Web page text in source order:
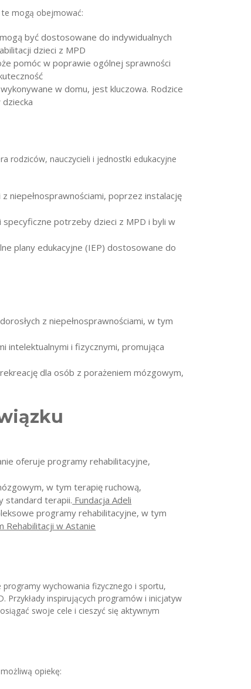
mogą obejmować:
być dostosowane do indywidualnych
dzieci z MPD
pomóc w poprawie ogólnej sprawności
w domu, jest kluczowa. Rodzice
rodziców, nauczycieli i jednostki edukacyjne
niepełnosprawnościami, poprzez instalację
specyficzne potrzeby dzieci z MPD i byli w
plany edukacyjne (IEP) dostosowane do
z niepełnosprawnościami, w tym
intelektualnymi i fizycznymi, promująca
dla osób z porażeniem mózgowym,
oferuje programy rehabilitacyjne,
w tym terapię ruchową,
standard terapii. Fundacja Adeli
programy rehabilitacyjne, w tym
Rehabilitacji w Astanie
wychowania fizycznego i sportu,
Przykłady inspirujących programów i inicjatyw
swoje cele i cieszyć się aktywnym
opiekę: